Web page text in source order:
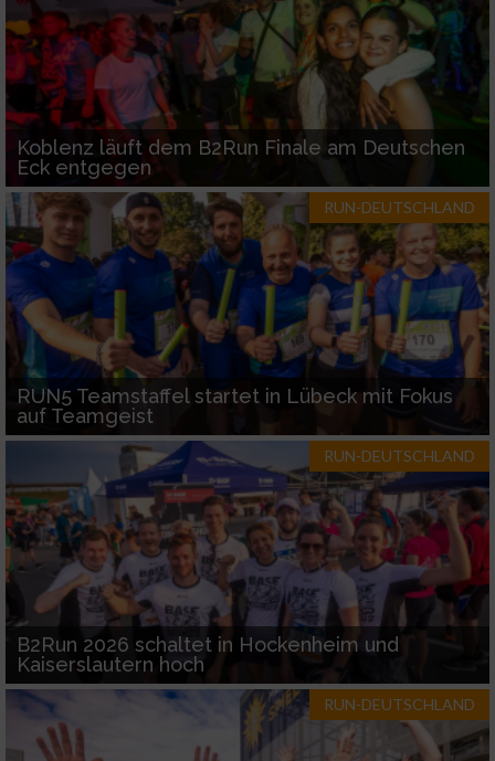
Koblenz läuft dem B2Run Finale am Deutschen
Eck entgegen
RUN-DEUTSCHLAND
RUN5 Teamstaffel startet in Lübeck mit Fokus
auf Teamgeist
RUN-DEUTSCHLAND
B2Run 2026 schaltet in Hockenheim und
Kaiserslautern hoch
RUN-DEUTSCHLAND